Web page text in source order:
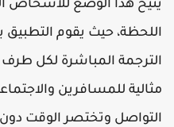
هذا الوضع للأشخاص
حيث يقوم
المباشرة لكل طرف
للمسافرين
وتختصر الوقت دون